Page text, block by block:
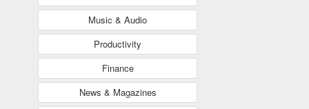
Music & Audio
Productivity
Finance
News & Magazines